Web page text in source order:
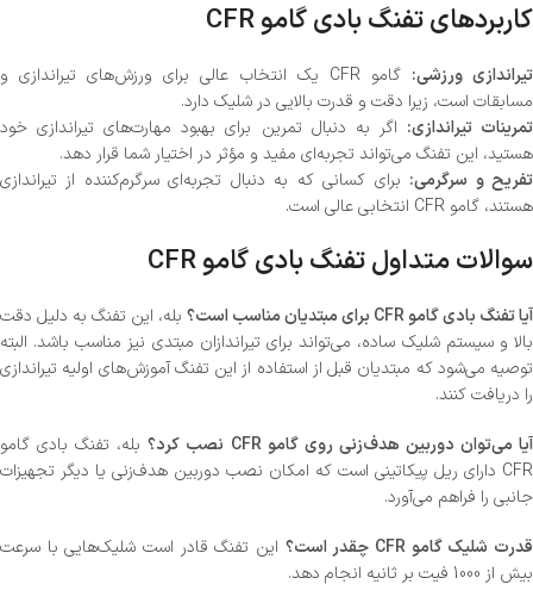
کاربردهای تفنگ بادی گامو CFR
تیراندازی ورزشی:
گامو CFR یک انتخاب عالی برای ورزش‌های تیراندازی و
مسابقات است، زیرا دقت و قدرت بالایی در شلیک دارد.
تمرینات تیراندازی: اگر به دنبال تمرین برای بهبود مهارت‌های تیراندازی خود
هستید، این تفنگ می‌تواند تجربه‌ای مفید و مؤثر در اختیار شما قرار دهد.
تفریح و سرگرمی: برای کسانی که به دنبال تجربه‌ای سرگرم‌کننده از تیراندازی
هستند، گامو CFR انتخابی عالی است.
سوالات متداول تفنگ بادی گامو CFR
آیا تفنگ بادی گامو CFR برای مبتدیان مناسب است؟
بله، این تفنگ به دلیل دقت
بالا و سیستم شلیک ساده، می‌تواند برای تیراندازان مبتدی نیز مناسب باشد. البته
توصیه می‌شود که مبتدیان قبل از استفاده از این تفنگ آموزش‌های اولیه تیراندازی
را دریافت کنند.
آیا می‌توان دوربین هدف‌زنی روی گامو CFR نصب کرد؟
بله، تفنگ بادی گامو
CFR دارای ریل پیکاتینی است که امکان نصب دوربین هدف‌زنی یا دیگر تجهیزات
جانبی را فراهم می‌آورد.
قدرت شلیک گامو CFR چقدر است؟
این تفنگ قادر است شلیک‌هایی با سرعت
بیش از 1000 فیت بر ثانیه انجام دهد.